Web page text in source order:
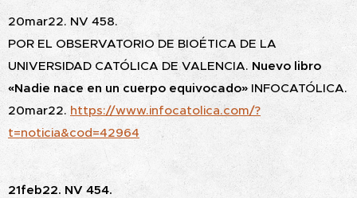
20mar22. NV 458.
POR EL OBSERVATORIO DE BIOÉTICA DE LA
UNIVERSIDAD CATÓLICA DE VALENCIA. Nuevo libro
«Nadie nace en un cuerpo equivocado» INFOCATÓLICA.
20mar22. https://www.infocatolica.com/?
t=noticia&cod=42964
21feb22. NV 454.